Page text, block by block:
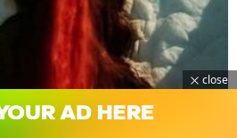
(Blood Falls):
පත් කළ සොබාදහමේ
close